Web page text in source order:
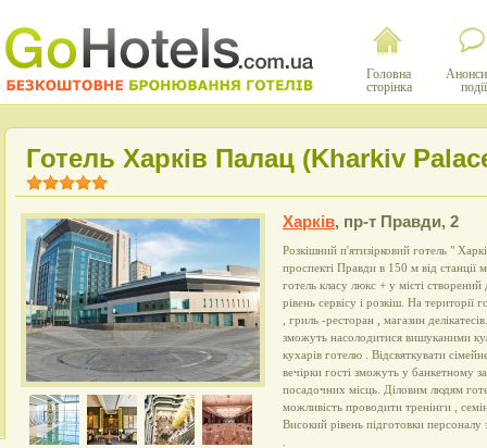
Головна
сторінка
події
Готель Харків Палац (Kharkiv
Харків, пр-т Правди, 2
Розкішний п'ятизірковий готель "
проспекті Правди в 150 м від
готель класу люкс + у місті
рівень сервісу і розкіш. На
, гриль -ресторан , магазин
зможуть насолодитися вишуканими
кухарів готелю . Відсвяткувати
вечірки гості зможуть у банкетному
посадочних місць. Діловим людям
можливість проводити тренінги ,
Високий рівень підготовки